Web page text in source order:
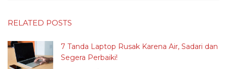
RELATED POSTS
7 Tanda Laptop Rusak Karena Air, Sadari dan
Segera Perbaiki!